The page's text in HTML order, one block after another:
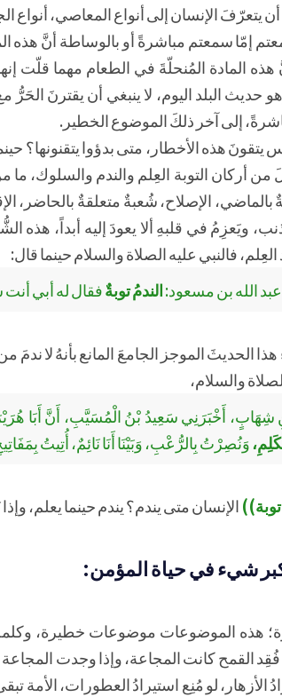
أن يتعرّفَ الإنسان إلى أنواع المعاصي، أنواع
إمّا سمعتم مباشرةً أو بالوساطة أنَّ هذه
هذه المادة المُنحلّةَ في الطعام مهما
حديث البلد اليوم، لا ينبغي أن يقترنَ الحَرُّ
إلى آخر ذلكَ الموضوع الخطير.
يتقونَ هذه الأخطار، متى بدؤوا
من أركان التوبة العِلم والندم والسلوك،
بالماضي، الإصلاح، شُعبةٌ متعلقةٌ بالحاضر،
ويَعزِمُ في قلبهِ ألا يعودَ إليه أبداً،
العِلم، فالنبي عليه الصلاة والسلام حينما قال:
الله بن مسعود:الندمُ توبةٌفقال له أبي
الحديثَ الموجز الجامعَ المانع بأنهُ لا
والسلام،
شِهَابٍ، أَخْبَرَنِي سَعِيدُ بْنُ الْمُسَيَّبِ، أَنَّ أَبَا
وَنُصِرْتُ بِالرُّعْبِ، وَبَيْنَا أَنَا نَائِمٌ، أُتِيتُ
الإنسان متى يندم؟ يندم حينما يعلم،
شيء في حياة المؤمن:
هذه الموضوعات موضوعات خطيرة،
فُقِد القمح كانت المجاعة، وإذا وجدت
الأزهار، لو مُنِع استيرادُ العطورات، الأمة